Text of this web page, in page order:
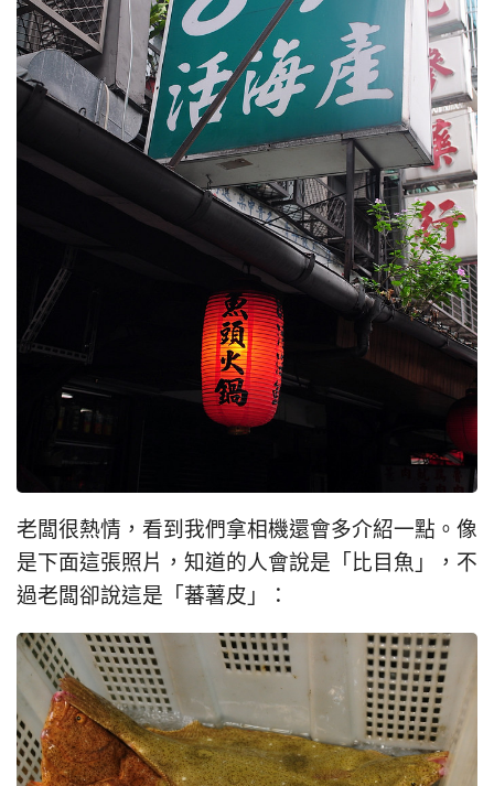
老闆很熱情，看到我們拿相機還會多介紹一點。像
是下面這張照片，知道的人會說是「比目魚」，不
過老闆卻說這是「蕃薯皮」：